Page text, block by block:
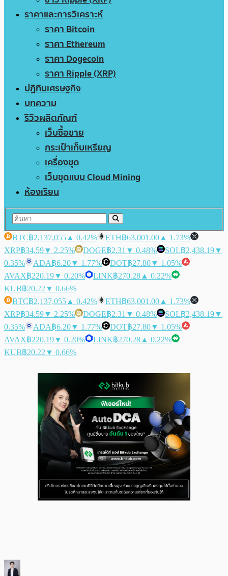
ราคาและการวิเคราะห์
ราคา Bitcoin
ราคา Ethereum
ราคา Dogecoin
ราคา Ripple (XRP)
ปฏิทินเศรษฐกิจ
บทความ
รีวิวผลิตภัณฑ์
เว็บซื้อขาย
กระเป๋าเก็บเหรียญ
เครื่องขุด
เว็บขุดแบบ Cloud Mining
ห้องเรียน
BTC฿2,137,055 ▲ 0.42% ETH฿63,001.00 ▲ 1.73%
XRP฿34.59▼ 2.25% DOGE฿2.31 ▼ 0.48% SOL฿2,438.19▼
0.35%
ADA฿6.20▼ 1.77% DOT฿27.80▼ 1.05%
AVAX฿220.19▼ 0.20% LINK฿270.28 ▲ 0.22%
KUB฿20.22 ▼ 0.66%
BTC฿2,137,055 ▲ 0.42% ETH฿63,001.00 ▲ 1.73%
XRP฿34.59▼ 2.25% DOGE฿2.31 ▼ 0.48% SOL฿2,438.19▼
0.35%
ADA฿6.20▼ 1.77% DOT฿27.80▼ 1.05%
AVAX฿220.19▼ 0.20% LINK฿270.28 ▲ 0.22%
KUB฿20.22 ▼ 0.66%